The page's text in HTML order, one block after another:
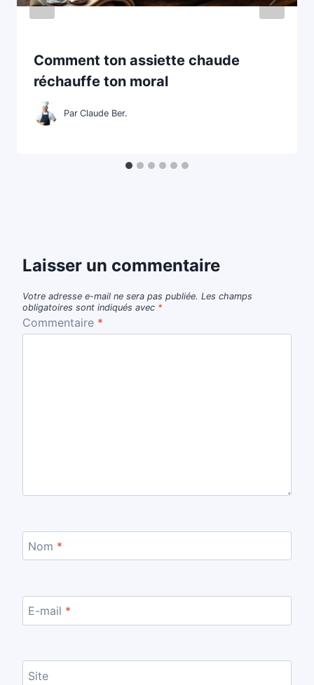
Comment ton assiette chaude
réchauffe ton moral
Par Claude Ber.
Laisser un commentaire
Votre adresse e-mail ne sera pas publiée. Les champs
obligatoires sont indiqués avec *
Commentaire *
Nom *
E-mail *
Site